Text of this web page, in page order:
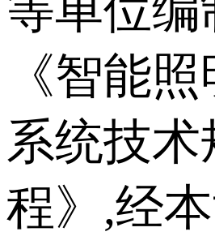
等单位编
《智能
系统技术
程》,经